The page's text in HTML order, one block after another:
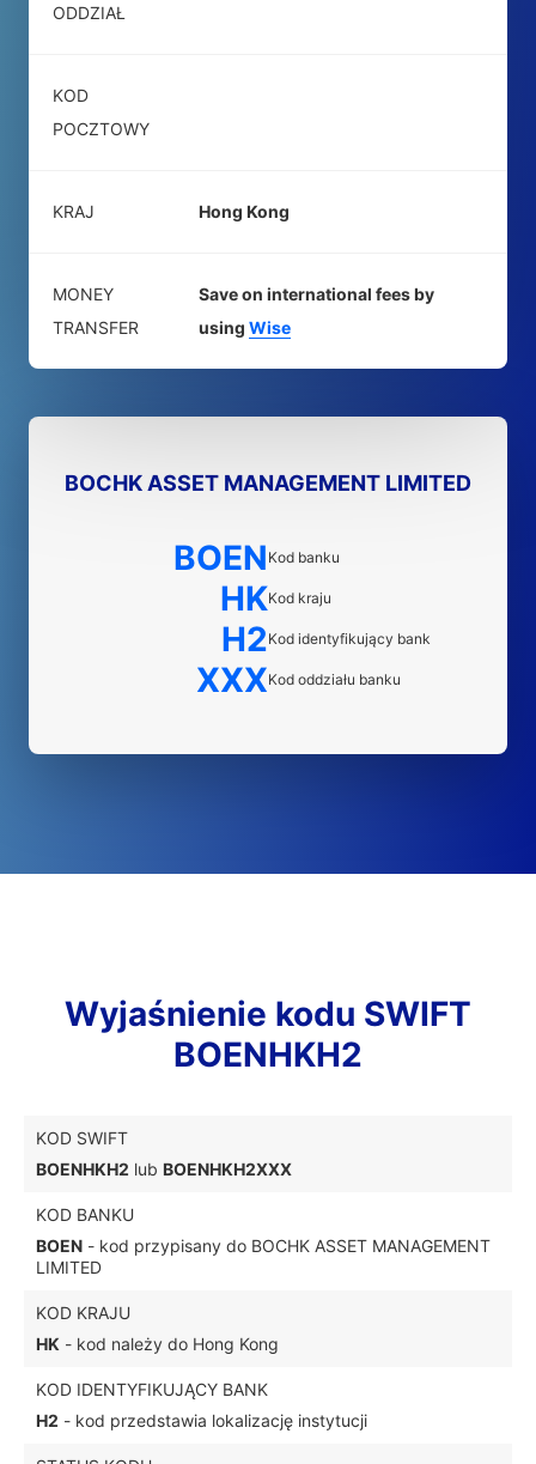
ODDZIAŁ
KOD
POCZTOWY
KRAJ Hong Kong
MONEY
TRANSFER
Save on international fees by
using Wise
BOCHK ASSET MANAGEMENT LIMITED
BOEN Kod banku
HKKod kraju
H2Kod identyfikujący bank
XXXKod oddziału banku
Wyjaśnienie kodu SWIFT
BOENHKH2
KOD SWIFT
BOENHKH2 lub BOENHKH2XXX
KOD BANKU
BOEN - kod przypisany do BOCHK ASSET MANAGEMENT
LIMITED
KOD KRAJU
HK - kod należy do Hong Kong
KOD IDENTYFIKUJĄCY BANK
H2 - kod przedstawia lokalizację instytucji